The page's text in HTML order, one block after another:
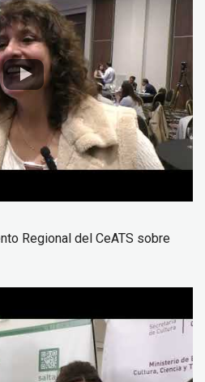
Regional del CeATS sobre